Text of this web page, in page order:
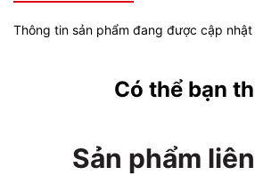
Thông tin sản phẩm đang được cập nhật
Có thể bạn
Sản phẩm